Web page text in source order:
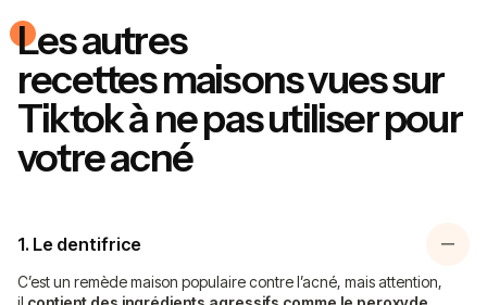
Lesautres
recettesmaisons vues sur
Tiktokà ne pas utiliserpour
votre acné
1. Le dentifrice
C’est un remède maison populaire contre l’acné, mais attention,